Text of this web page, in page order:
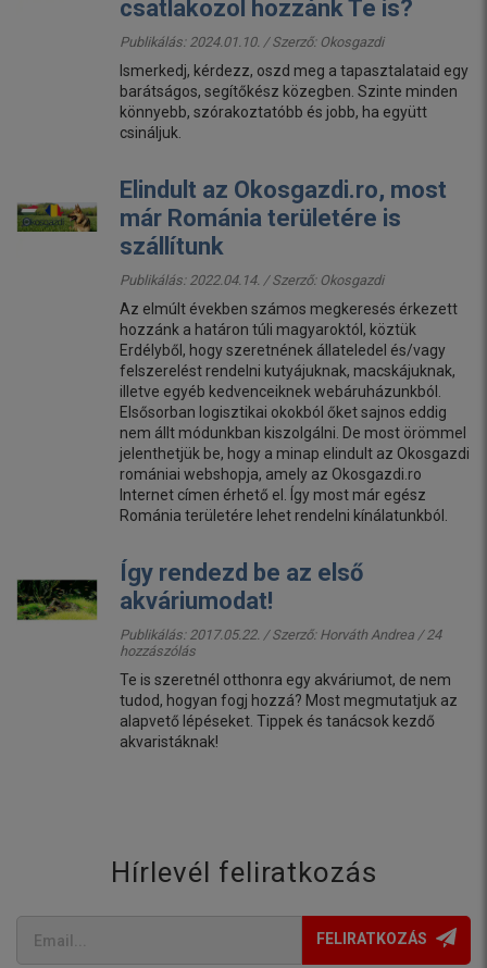
csatlakozol hozzánk Te is?
Publikálás: 2024.01.10. / Szerző: Okosgazdi
Ismerkedj, kérdezz, oszd meg a tapasztalataid egy
barátságos, segítőkész közegben. Szinte minden
könnyebb, szórakoztatóbb és jobb, ha együtt
csináljuk.
Elindult az Okosgazdi.ro, most
már Románia területére is
szállítunk
Publikálás: 2022.04.14. / Szerző: Okosgazdi
Az elmúlt években számos megkeresés érkezett
hozzánk a határon túli magyaroktól, köztük
Erdélyből, hogy szeretnének állateledel és/vagy
felszerelést rendelni kutyájuknak, macskájuknak,
illetve egyéb kedvenceiknek webáruházunkból.
Elsősorban logisztikai okokból őket sajnos eddig
nem állt módunkban kiszolgálni. De most örömmel
jelenthetjük be, hogy a minap elindult az Okosgazdi
romániai webshopja, amely az Okosgazdi.ro
Internet címen érhető el. Így most már egész
Románia területére lehet rendelni kínálatunkból.
Így rendezd be az első
akváriumodat!
Publikálás: 2017.05.22. / Szerző: Horváth Andrea / 24
hozzászólás
Te is szeretnél otthonra egy akváriumot, de nem
tudod, hogyan fogj hozzá? Most megmutatjuk az
alapvető lépéseket. Tippek és tanácsok kezdő
akvaristáknak!
Hírlevél feliratkozás
FELIRATKOZÁS